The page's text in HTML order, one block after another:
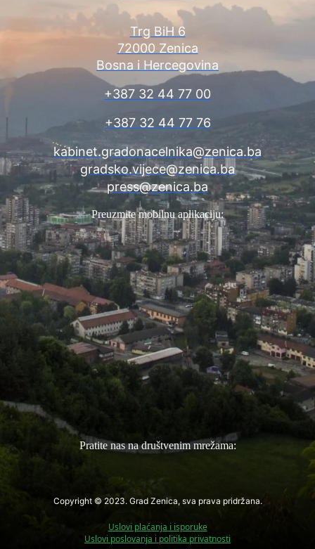
Trg BiH 6
72000 Zenica
Bosna i Hercegovina
+387 32 44 77 00
+387 32 44 77 76
kabinet.gradonacelnika@zenica.ba
gradsko.vijece@zenica.ba
press@zenica.ba
Preuzmite mobilnu aplikaciju:
Pratite nas na društvenim mrežama:
Copyright © 2023. Grad Zenica, sva prava pridržana.
Uslovi plaćanja i isporuke
Uslovi poslovanja i politika privatnosti